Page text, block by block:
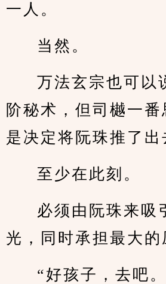
一人。
当然。
万法玄宗也可以
阶秘术，但司樾一
是决定将阮珠推了出
至少在此刻。
必须由阮珠来吸
光，同时承担最大的
“好孩子，去吧